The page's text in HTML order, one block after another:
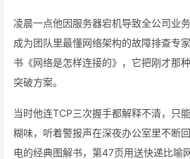
凌晨一点他因服务器宕机导致全公司业
成为团队里最懂网络架构的故障排查专
书《网络是怎样连接的》，它把刚才那
突破方案。
当时他连TCP三次握手都解释不清，只
糊味，听着警报声在深夜办公室里不断
电的经典图解书，第47页用送快递比喻